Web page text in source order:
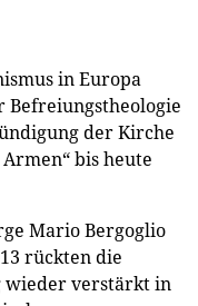
in Europa
Befreiungstheologie
der Kirche
bis heute
Mario Bergoglio
rückten die
wieder verstärkt in